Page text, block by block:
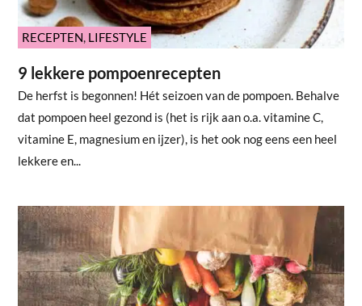
RECEPTEN, LIFESTYLE
9 lekkere pompoenrecepten
De herfst is begonnen! Hét seizoen van de pompoen. Behalve
dat pompoen heel gezond is (het is rijk aan o.a. vitamine C,
vitamine E, magnesium en ijzer), is het ook nog eens een heel
lekkere en...